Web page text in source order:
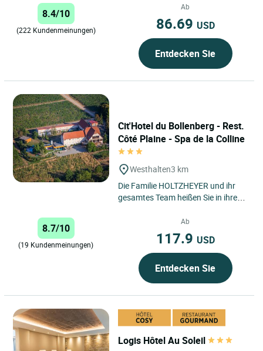
Oase der Ruhe, die...
8.4/10
(222 Kundenmeinungen)
Ab
86.69 USD
Entdecken Sie
Cit'Hotel du Bollenberg - Rest.
Côté Plaine - Spa de la Colline
Westhalten3 km
Die Familie HOLTZHEYER und ihr
gesamtes Team heißen Sie in ihrem
zwischen Colmar und Mulhouse...
8.7/10
(19 Kundenmeinungen)
Ab
117.9 USD
Entdecken Sie
Logis Hôtel Au Soleil